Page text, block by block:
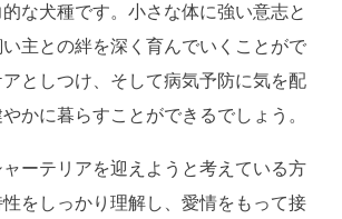
な犬種です。小さな体に強い意志と
主との絆を深く育んでいくことがで
としつけ、そして病気予防に気を配
かに暮らすことができるでしょう。
ーテリアを迎えようと考えている方
をしっかり理解し、愛情をもって接